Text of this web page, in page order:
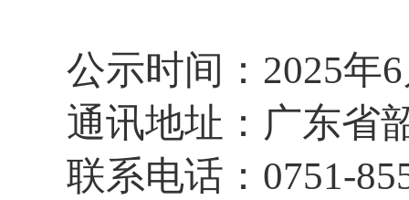
公示时间： 2025年6
通讯地址：广东省
联系电话： 0751-